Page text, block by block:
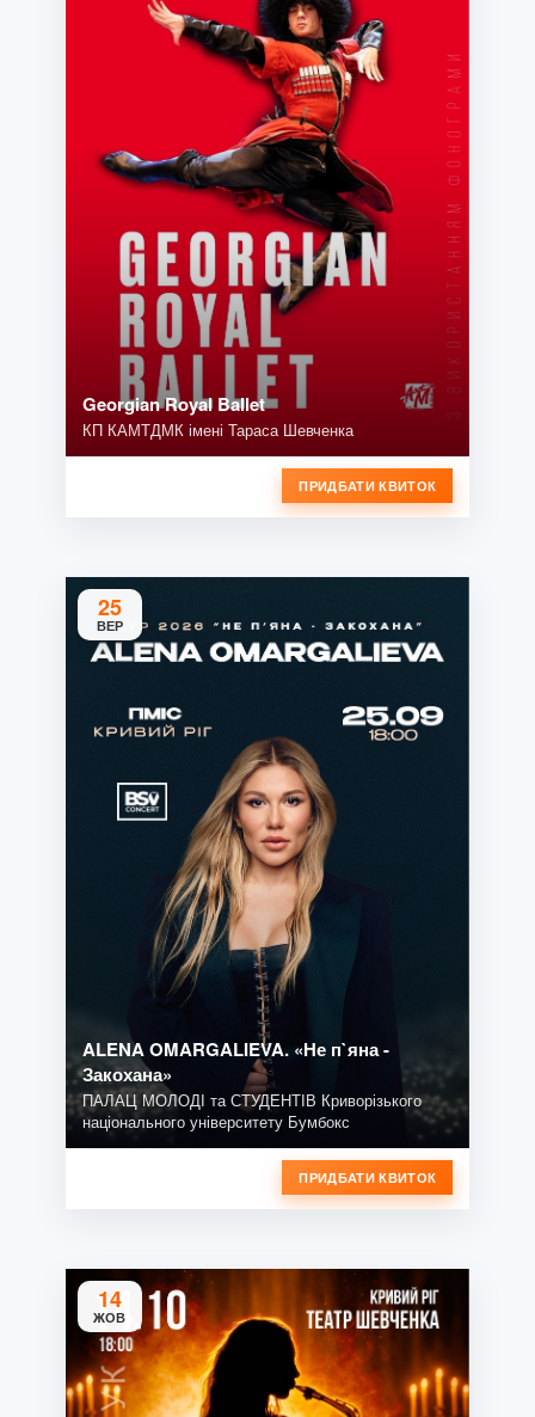
Georgian Royal Ballet
КП КАМТДМК імені Тараса Шевченка
ПРИДБАТИ КВИТОК
25
ВЕР
ALENA OMARGALIEVA. «Не п`яна -
Закохана»
ПАЛАЦ МОЛОДІ та СТУДЕНТІВ Криворізького
національного університету Бумбокс
ПРИДБАТИ КВИТОК
14
ЖОВ